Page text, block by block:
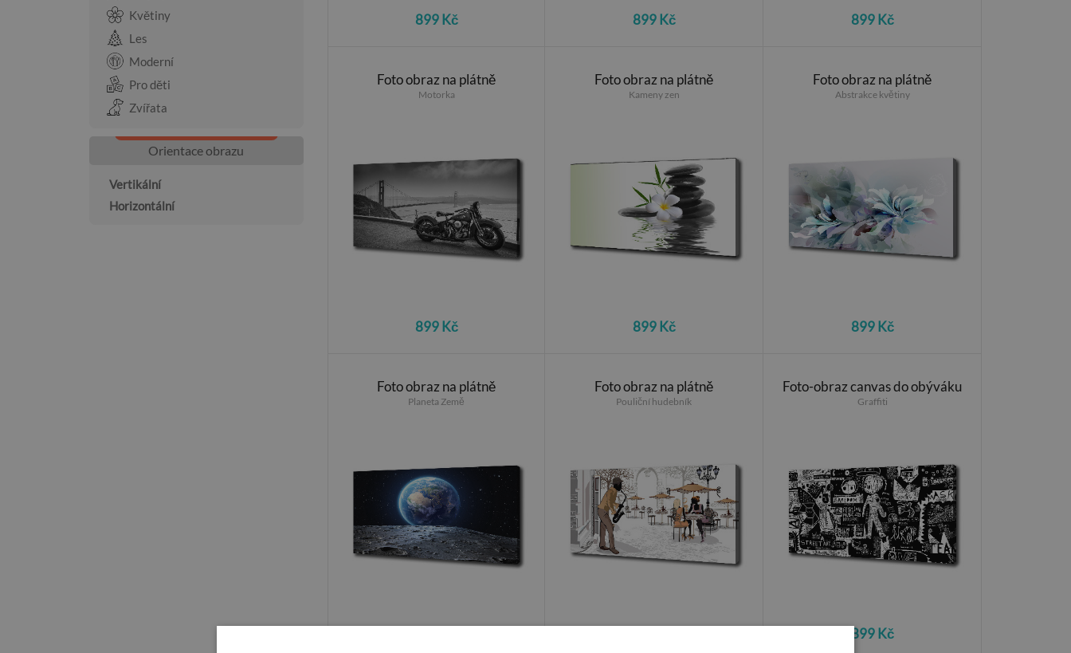
Květiny
Les
Moderní
Pro děti
Zvířata
Orientace obrazu
Vertikální
Horizontální
899 Kč 899 Kč 899 Kč
Foto obraz na plátně
Motorka
899 Kč
Foto obraz na plátně
Kameny zen
899 Kč
Foto obraz na plátně
Abstrakce květiny
899 Kč
Foto obraz na plátně
Planeta Země
Foto obraz na plátně
Pouliční hudebník
Foto-obraz canvas do obýváku
Graffiti
899 Kč